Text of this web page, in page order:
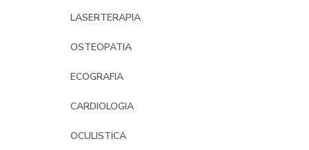
LASERTERAPIA
OSTEOPATIA
ECOGRAFIA
CARDIOLOGIA
OCULISTICA